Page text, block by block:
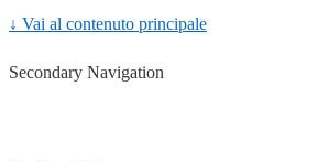
↓ Vai al contenuto principale
Secondary Navigation